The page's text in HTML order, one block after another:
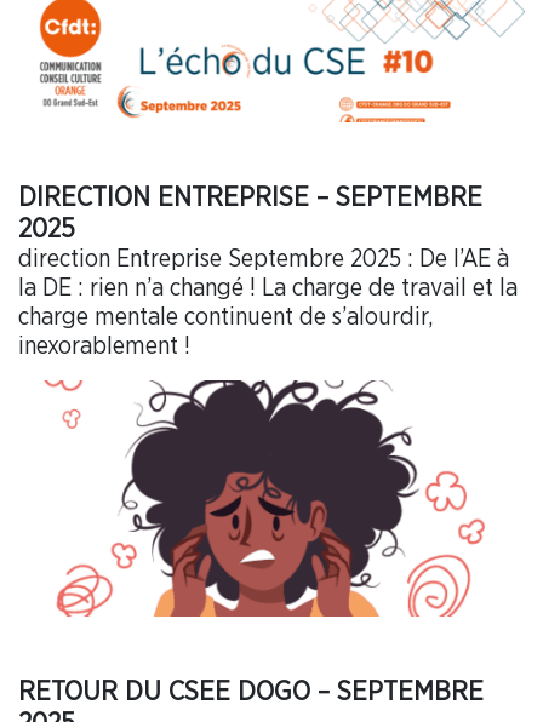
DIRECTION ENTREPRISE – SEPTEMBRE
2025
direction Entreprise Septembre 2025 : De l’AE à
la DE : rien n’a changé ! La charge de travail et la
charge mentale continuent de s’alourdir,
inexorablement !
RETOUR DU CSEE DOGO – SEPTEMBRE